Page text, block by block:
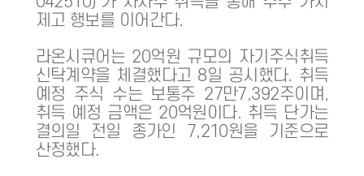
제고 행보를 이어간다.
라온시큐어는 20억원 규모의 자기주식취득
신탁계약을 체결했다고 8일 공시했다. 취득
예정 주식 수는 보통주 27만7,392주이며,
취득 예정 금액은 20억원이다. 취득 단가는
결의일 전일 종가인 7,210원을 기준으로
산정했다.